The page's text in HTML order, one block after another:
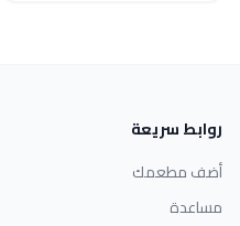
روابط سريعة
أضف مطعمك
مساعدة